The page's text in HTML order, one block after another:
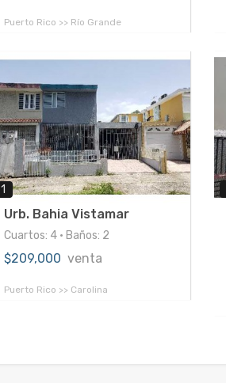
Puerto Rico >> Río Grande
1
Urb. Bahia Vistamar
Cuartos: 4 • Baños: 2
$209,000 venta
Puerto Rico >> Carolina